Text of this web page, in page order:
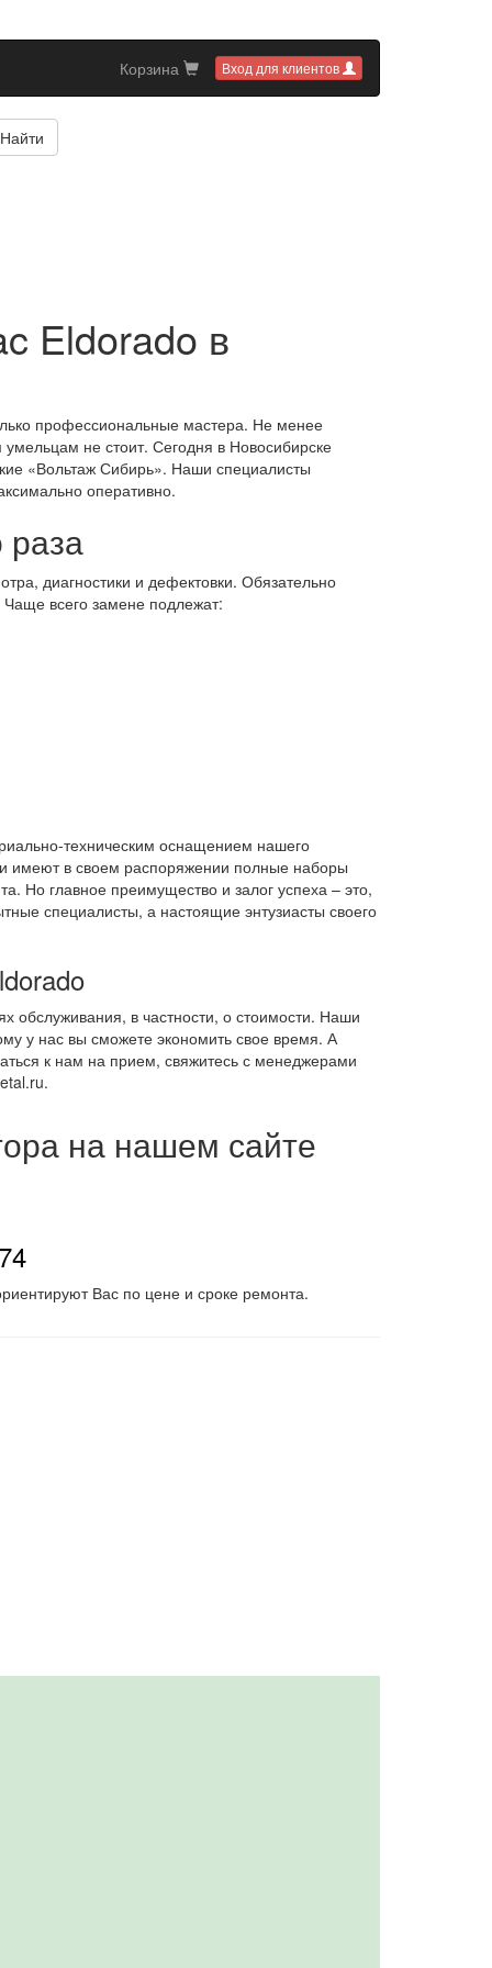
Вход для клиентов
Корзина
Найти
Eldorado в
профессиональные мастера. Не менее
не стоит. Сегодня в Новосибирске
«Вольтаж Сибирь». Наши специалисты
оперативно.
диагностики и дефектовки. Обязательно
Чаще всего замене подлежат:
техническим оснащением нашего
имеют в своем распоряжении полные наборы
Но главное преимущество и залог успеха – это,
специалисты, а настоящие энтузиасты своего
обслуживания, в частности, о стоимости. Наши
у нас вы сможете экономить свое время. А
к нам на прием, свяжитесь с менеджерами
на нашем сайте
Вас по цене и сроке ремонта.